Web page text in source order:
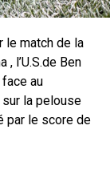
le match de la
l’U.S.de Ben
au
sur la pelouse
par le score de